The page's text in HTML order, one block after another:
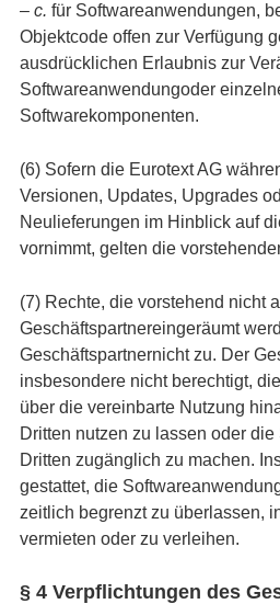
– c. für Softwareanwendungen,
Objektcode offen zur Verfügung
ausdrücklichen Erlaubnis zur
Softwareanwendungoder
Softwarekomponenten.
(6) Sofern die Eurotext AG
Versionen, Updates, Upgrades
Neulieferungen im Hinblick auf
vornimmt, gelten die
(7) Rechte, die vorstehend nicht
Geschäftspartnereingeräumt
Geschäftspartnernicht zu. Der
insbesondere nicht berechtigt,
über die vereinbarte Nutzung
Dritten nutzen zu lassen oder
Dritten zugänglich zu machen.
gestattet, die
zeitlich begrenzt zu überlassen,
vermieten oder zu verleihen.
§ 4 Verpflichtungen des